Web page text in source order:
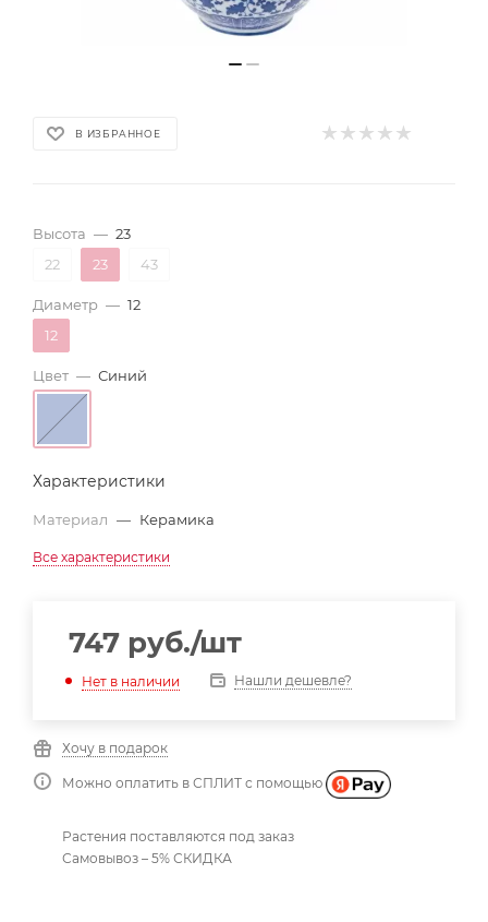
В ИЗБРАННОЕ
Высота — 23
22
23 43
Диаметр — 12
12
Цвет — Синий
Характеристики
Материал — Керамика
Все характеристики
747 руб./шт
Нет в наличии Нашли дешевле?
Хочу в подарок
Можно оплатить в СПЛИТ с помощью
Растения поставляются под заказ
Самовывоз – 5% СКИДКА